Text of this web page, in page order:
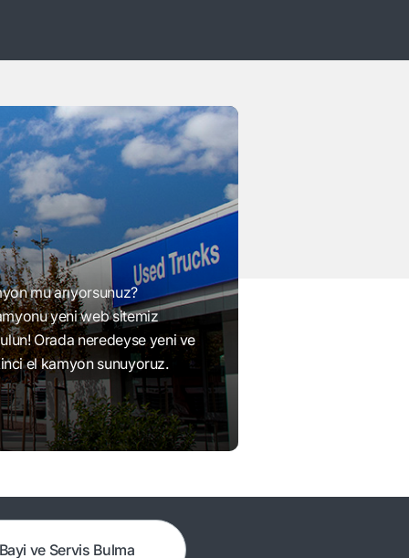
mu arıyorsunuz?
yeni web sitemiz
Orada neredeyse yeni ve
el kamyon sunuyoruz.
ve Servis Bulma